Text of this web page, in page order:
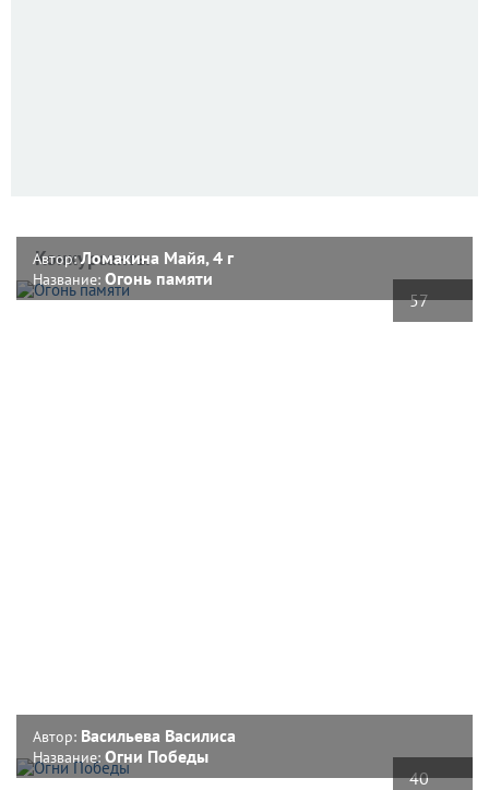
Конкурсанты
57
Автор:Ломакина Майя, 4 г
Название: Огонь памяти
40
Автор: Васильева Василиса
Название: Огни Победы